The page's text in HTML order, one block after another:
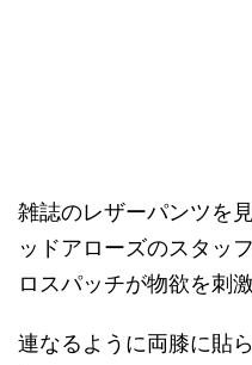
雑誌のレザーパンツを
ッドアローズのスタッ
ロスパッチが物欲を刺
連なるように両膝に貼